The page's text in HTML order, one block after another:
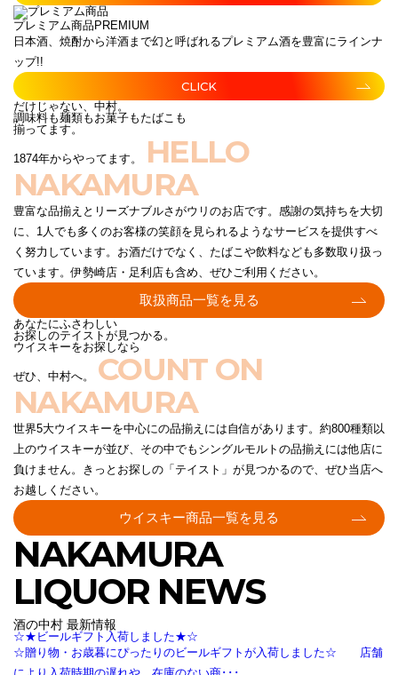
プレミアム商品 PREMIUM
日本酒、焼酎から洋酒まで幻と呼ばれるプレミアム酒を豊富にラインナ
ップ!!
CLICK
だけじゃない、中村。
調味料も麺類もお菓子もたばこも
揃ってます。
1874年からやってます。
HELLO
NAKAMURA
豊富な品揃えとリーズナブルさがウリのお店です。感謝の気持ちを大切
に、1人でも多くのお客様の笑顔を見られるようなサービスを提供すべ
く努力しています。お酒だけでなく、たばこや飲料なども多数取り扱っ
ています。伊勢崎店・足利店も含め、ぜひご利用ください。
取扱商品一覧を見る
あなたにふさわしい
お探しのテイストが見つかる。
ウイスキーをお探しなら
ぜひ、中村へ。 COUNT ON
NAKAMURA
世界5大ウイスキーを中心にの品揃えには自信があります。約800種類以
上のウイスキーが並び、その中でもシングルモルトの品揃えには他店に
負けません。きっとお探しの「テイスト」が見つかるので、ぜひ当店へ
お越しください。
ウイスキー商品一覧を見る
NAKAMURA
LIQUOR NEWS
酒の中村 最新情報
☆★ビールギフト入荷しました★☆
☆贈り物・お歳暮にぴったりのビールギフトが入荷しました☆ 店舗